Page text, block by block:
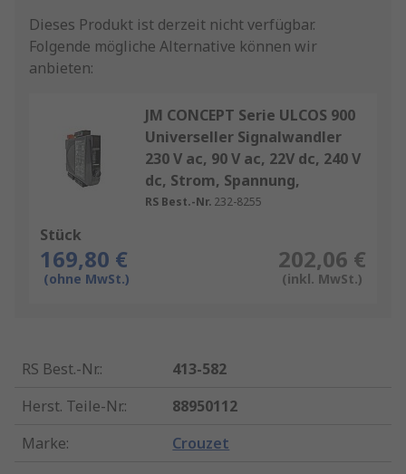
Dieses Produkt ist derzeit nicht verfügbar.
Folgende mögliche Alternative können wir
anbieten:
JM CONCEPT Serie ULCOS 900
Universeller Signalwandler
230 V ac, 90 V ac, 22V dc, 240 V
dc, Strom, Spannung,
RS Best.-Nr. 232-8255
Stück
169,80 €
(ohne MwSt.)
202,06 €
(inkl. MwSt.)
RS Best.-Nr.:
413-582
Herst. Teile-Nr.:
88950112
Marke: Crouzet